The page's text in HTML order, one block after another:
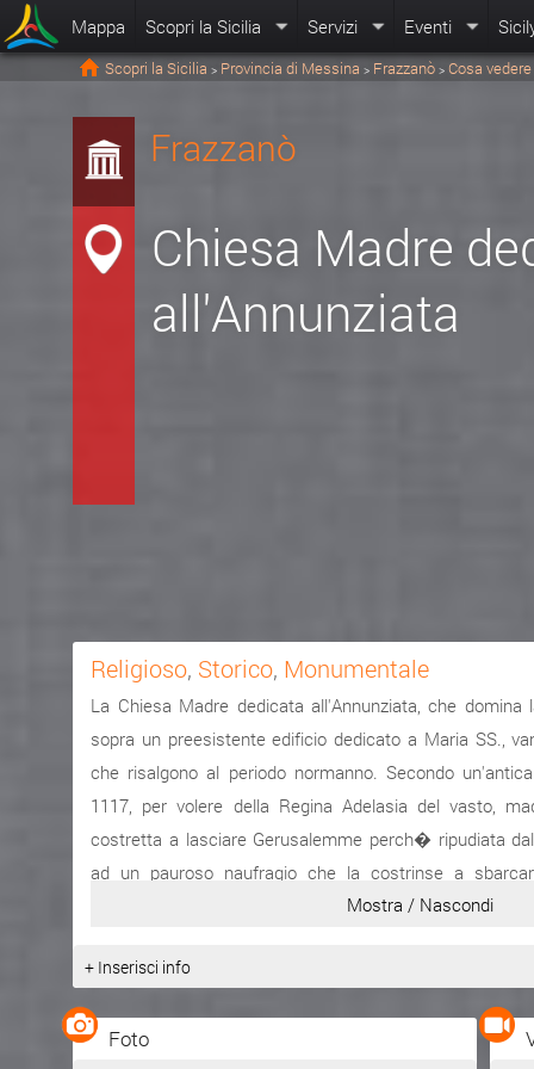
Mappa Scopri la Sicilia Servizi Eventi
Scopri la Sicilia > Provincia di Messina > Frazzanò > Cosa
Frazzanò
Chiesa Madre
all'Annunziata
Religioso, Storico, Monumentale
La Chiesa Madre dedicata all'Annunziata, che
sopra un preesistente edificio dedicato a Maria SS.,
che risalgono al periodo normanno. Secondo
1117, per volere della Regina Adelasia del vasto,
costretta a lasciare Gerusalemme perch� ripudiata
ad un pauroso naufragio che la costrinse a
Agatirsio, oggi Capo d'Orlando, fece costruire per
La chiesa fu ampliata, tra il 1570 e il 1716, sotto il
Savoia e sotto la giurisdizione dell'Arcivescovo di
prospetto, portato a termine nel 1716 dallo scultore
Mostra / Nascondi
+ Inserisci info
Foto